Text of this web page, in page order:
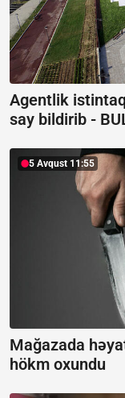
Agentlik
say bildirib -
5 Avqust 11:55
Mağazada
hökm oxundu